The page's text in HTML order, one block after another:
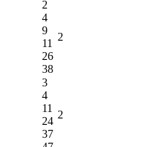
2
4
9
11
26
38
2
3
4
11
24
37
2